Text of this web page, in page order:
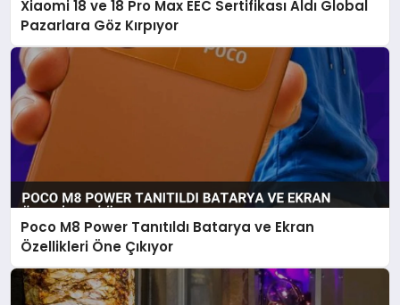
Xiaomi 18 ve 18 Pro Max EEC Sertifikası Aldı Global
Pazarlara Göz Kırpıyor
Poco M8 Power Tanıtıldı Batarya ve Ekran
Özellikleri Öne Çıkıyor